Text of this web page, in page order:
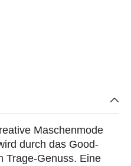
Maschenmode
durch das Good-
Trage-Genuss. Eine